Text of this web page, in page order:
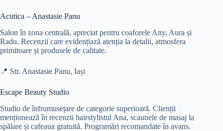
Acutica – Anastasie Panu
Salon în zona centrală, apreciat pentru coaforele Any, Aura și
Radu. Recenzii care evidențiază atenția la detalii, atmosfera
primitoare și produsele de calitate.
📍 Str. Anastasie Panu, Iași
Escape Beauty Studio
Studio de înfrumusețare de categorie superioară. Clienții
menționează în recenzii hairstylistul Ana, scaunele de masaj la
spălare și cafeaua gratuită. Programări recomandate în avans.